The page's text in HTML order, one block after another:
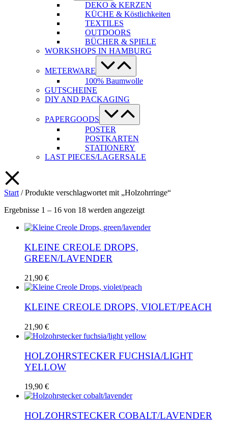
DEKO & KERZEN
KÜCHE & Köstlichkeiten
TEXTILES
OUTDOORS
BÜCHER & SPIELE
WORKSHOPS IN HAMBURG
METERWARE
Menü-
Schalter
100% Baumwolle
GUTSCHEINE
DIY AND PACKAGING
PAPERGOODS
Menü-
Schalter
POSTER
POSTKARTEN
STATIONERY
LAST PIECES/LAGERSALE
Start / Produkte verschlagwortet mit „Holzohrringe“
Ergebnisse 1 – 16 von 18 werden angezeigtNach
sortiert
KLEINE CREOLE DROPS,
GREEN/LAVENDER
21,90 €
KLEINE CREOLE DROPS, VIOLET/PEACH
21,90 €
HOLZOHRSTECKER FUCHSIA/LIGHT
YELLOW
19,90 €
HOLZOHRSTECKER COBALT/LAVENDER